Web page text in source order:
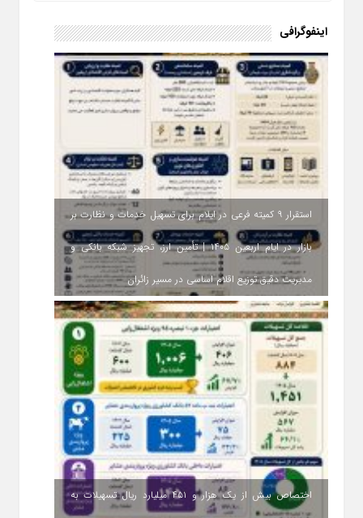
اینفوگرافی
استقرار ۹ کمیته فرعی در ایلام برای تسهیل خدمات و نظارت بر
بازار در ایام اربعین ۱۴۰۵ | تأمین ارز، تجهیز شبکه بانکی و
مدیریت دقیق توزیع اقلام اساسی در مسیر زائران
اختصاص بیش از یک هزار و ۴۵۱ میلیارد ریال تسهیلات به